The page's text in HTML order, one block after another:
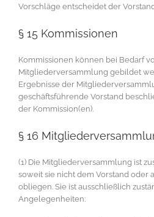
Vorschläge entscheidet der
§ 15 Kommissionen
Kommissionen können bei Bedarf
Mitgliederversammlung gebildet
Ergebnisse der
geschäftsführende Vorstand
der Kommission(en).
§ 16
(1) Die Mitgliederversammlung ist
soweit sie nicht dem Vorstand oder
obliegen. Sie ist ausschließlich
Angelegenheiten: